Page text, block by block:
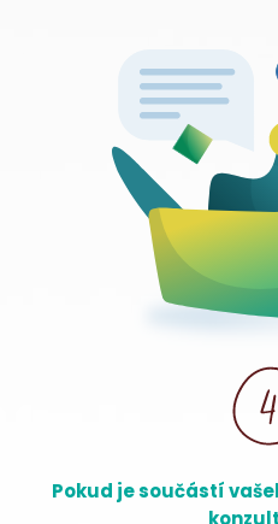
Pokud je součástí